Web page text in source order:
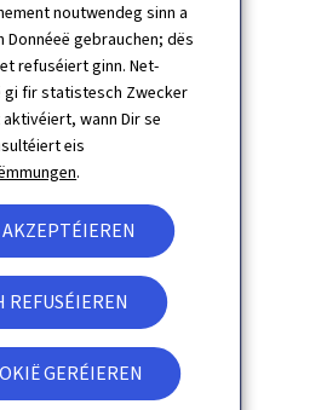
noutwendeg sinn a
Donnéeë gebrauchen; dës
refuséiert ginn. Net-
gi fir statistesch Zwecker
wann Dir se
eis
.
AKZEPTÉIEREN
REFUSÉIEREN
GERÉIEREN